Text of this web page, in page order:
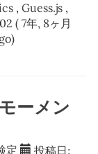
,Guess.js ,
( 7年, 8ヶ月
ーメン
定 投稿日: